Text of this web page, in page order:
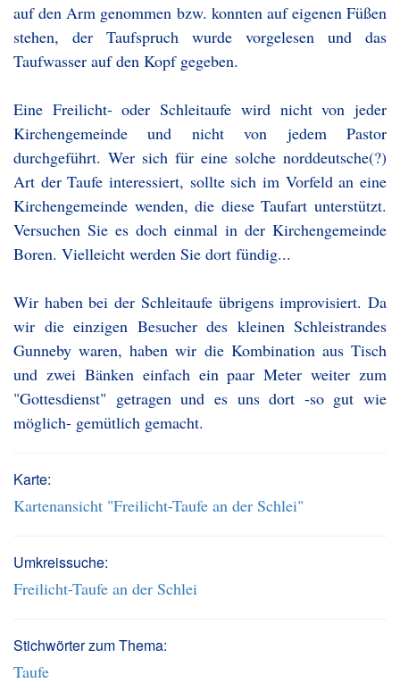
auf den Arm genommen bzw. konnten auf eigenen Füßen
stehen, der Taufspruch wurde vorgelesen und das
Taufwasser auf den Kopf gegeben.
Eine Freilicht- oder Schleitaufe wird nicht von jeder
Kirchengemeinde und nicht von jedem Pastor
durchgeführt. Wer sich für eine solche norddeutsche(?)
Art der Taufe interessiert, sollte sich im Vorfeld an eine
Kirchengemeinde wenden, die diese Taufart unterstützt.
Versuchen Sie es doch einmal in der Kirchengemeinde
Boren. Vielleicht werden Sie dort fündig...
Wir haben bei der Schleitaufe übrigens improvisiert. Da
wir die einzigen Besucher des kleinen Schleistrandes
Gunneby waren, haben wir die Kombination aus Tisch
und zwei Bänken einfach ein paar Meter weiter zum
"Gottesdienst" getragen und es uns dort -so gut wie
möglich- gemütlich gemacht.
Karte:
Kartenansicht "Freilicht-Taufe an der Schlei"
Umkreissuche:
Freilicht-Taufe an der Schlei
Stichwörter zum Thema:
Taufe